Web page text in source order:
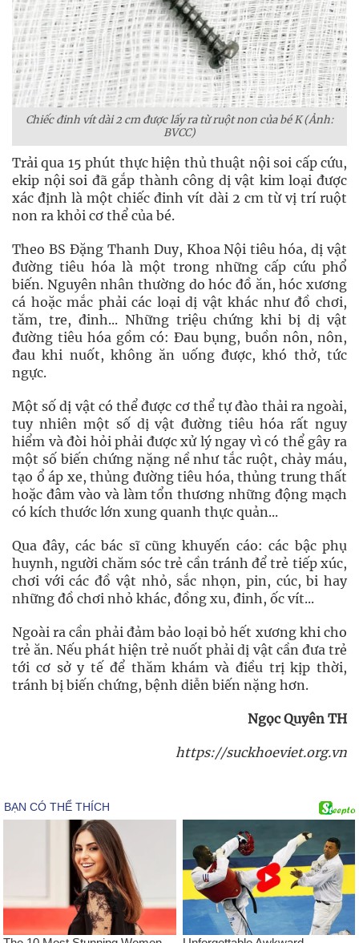
Chiếc đinh vít dài 2 cm được lấy ra từ ruột non của bé K (Ảnh:
BVCC)
Trải qua 15 phút thực hiện thủ thuật nội soi cấp cứu,
ekip nội soi đã gắp thành công dị vật kim loại được
xác định là một chiếc đinh vít dài 2 cm từ vị trí ruột
non ra khỏi cơ thể của bé.
Theo BS Đặng Thanh Duy, Khoa Nội tiêu hóa, dị vật
đường tiêu hóa là một trong những cấp cứu phổ
biến. Nguyên nhân thường do hóc đồ ăn, hóc xương
cá hoặc mắc phải các loại dị vật khác như đồ chơi,
tăm, tre, đinh... Những triệu chứng khi bị dị vật
đường tiêu hóa gồm có: Đau bụng, buồn nôn, nôn,
đau khi nuốt, không ăn uống được, khó thở, tức
ngực.
Một số dị vật có thể được cơ thể tự đào thải ra ngoài,
tuy nhiên một số dị vật đường tiêu hóa rất nguy
hiểm và đòi hỏi phải được xử lý ngay vì có thể gây ra
một số biến chứng nặng nề như tắc ruột, chảy máu,
tạo ổ áp xe, thủng đường tiêu hóa, thủng trung thất
hoặc đâm vào và làm tổn thương những động mạch
có kích thước lớn xung quanh thực quản...
Qua đây, các bác sĩ cũng khuyến cáo: các bậc phụ
huynh, người chăm sóc trẻ cần tránh để trẻ tiếp xúc,
chơi với các đồ vật nhỏ, sắc nhọn, pin, cúc, bi hay
những đồ chơi nhỏ khác, đồng xu, đinh, ốc vít...
Ngoài ra cần phải đảm bảo loại bỏ hết xương khi cho
trẻ ăn. Nếu phát hiện trẻ nuốt phải dị vật cần đưa trẻ
tới cơ sở y tế để thăm khám và điều trị kịp thời,
tránh bị biến chứng, bệnh diễn biến nặng hơn.
Ngọc Quyên TH
https://suckhoeviet.org.vn